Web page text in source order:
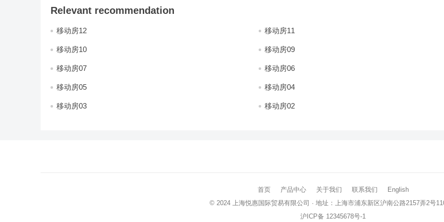
Relevant recommendation
移动房12 移动房11
移动房10 移动房09
移动房07 移动房06
移动房05 移动房04
移动房03 移动房02
首页 产品中心 关于我们 联系我们
English
© 2024 上海悦惠国际贸易有限公司 · 地址：上海市浦东新区沪南公路2157弄2号
沪ICP备 12345678号-1